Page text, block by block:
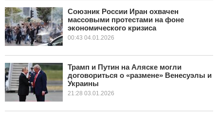
Союзник России Иран охвачен
массовыми протестами на фоне
экономического кризиса
00:43 04.01.2026
Трамп и Путин на Аляске могли
договориться о «размене» Венесуэлы и
Украины
21:28 03.01.2026